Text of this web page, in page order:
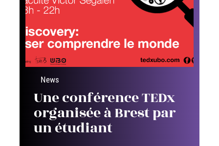
News
Une conférence TEDx
organisée à Brest par
un étudiant